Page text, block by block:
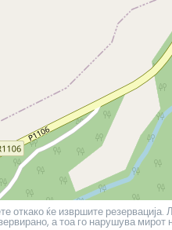
откако ќе извршите
а тоа го нарушува мирот